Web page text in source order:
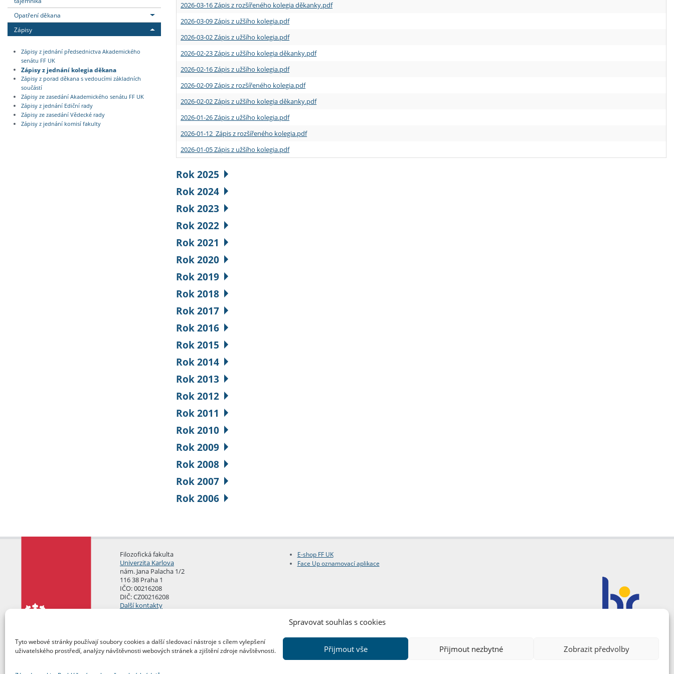
Spravovat souhlas s cookies
Tyto webové stránky používají soubory cookies a další sledovací nástroje s cílem vylepšení
uživatelského prostředí, analýzy návštěvnosti webových stránek a zjištění zdroje návštěvnosti.
Přijmout vše Přijmout nezbytné Zobrazit předvolby
Opatření děkana
Zápisy
Zápisy z jednání předsednictva Akademického
senátu FF UK
Zápisy z jednání kolegia děkana
Zápisy z porad děkana s vedoucími základních
součástí
Zápisy ze zasedání Akademického senátu FF UK
Zápisy z jednání Ediční rady
Zápisy ze zasedání Vědecké rady
Zápisy z jednání komisí fakulty
2026-03-16 Zápis z rozšířeného kolegia děkanky.pdf
2026-03-09 Zápis z užšího kolegia.pdf
2026-03-02 Zápis z užšího kolegia.pdf
2026-02-23 Zápis z užšího kolegia děkanky.pdf
2026-02-16 Zápis z užšího kolegia.pdf
2026-02-09 Zápis z rozšířeného kolegia.pdf
2026-02-02 Zápis z užšího kolegia děkanky.pdf
2026-01-26 Zápis z užšího kolegia.pdf
2026-01-12 Zápis z rozšířeného kolegia.pdf
2026-01-05 Zápis z užšího kolegia.pdf
Rok 2025
Rok 2024
Rok 2023
Rok 2022
Rok 2021
Rok 2020
Rok 2019
Rok 2018
Rok 2017
Rok 2016
Rok 2015
Rok 2014
Rok 2013
Rok 2012
Rok 2011
Rok 2010
Rok 2009
Rok 2008
Rok 2007
Rok 2006
Filozofická fakulta
Univerzita Karlova
nám. Jana Palacha 1/2
116 38 Praha 1
IČO: 00216208
DIČ: CZ00216208
Další kontakty
E-shop FF UK
Face Up oznamovací aplikace